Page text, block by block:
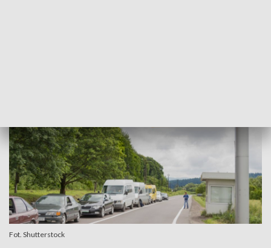
Fot. Shutterstock